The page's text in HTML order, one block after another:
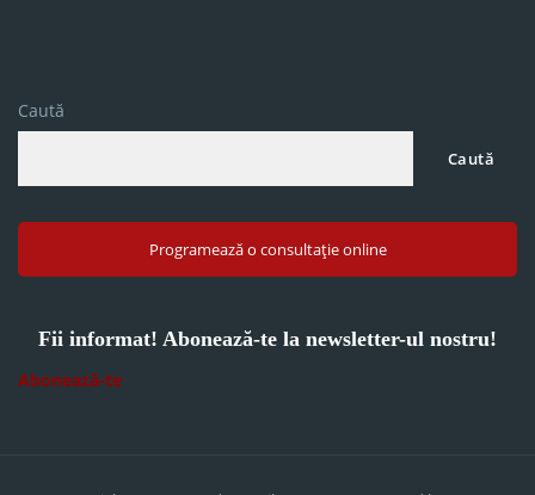
Caută
Caută
Programează o consultație online
Fii informat! Abonează-te la newsletter-ul nostru!
Abonează-te